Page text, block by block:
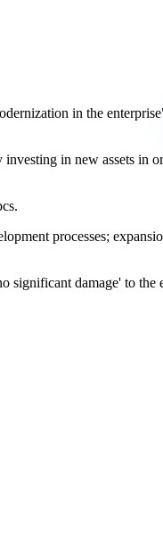
in the
in new assets in
processes;
significant damage' to the